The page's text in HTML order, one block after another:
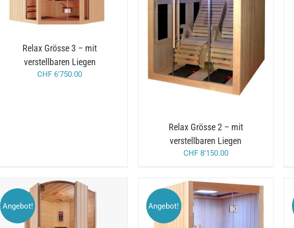
Relax Grösse 3 – mit
verstellbaren Liegen
CHF 6'750.00
IN DEN WARENKORB / DETAILS
Relax Grösse 2 – mit
verstellbaren Liegen
CHF8'150.00
Angebot! Angebot!